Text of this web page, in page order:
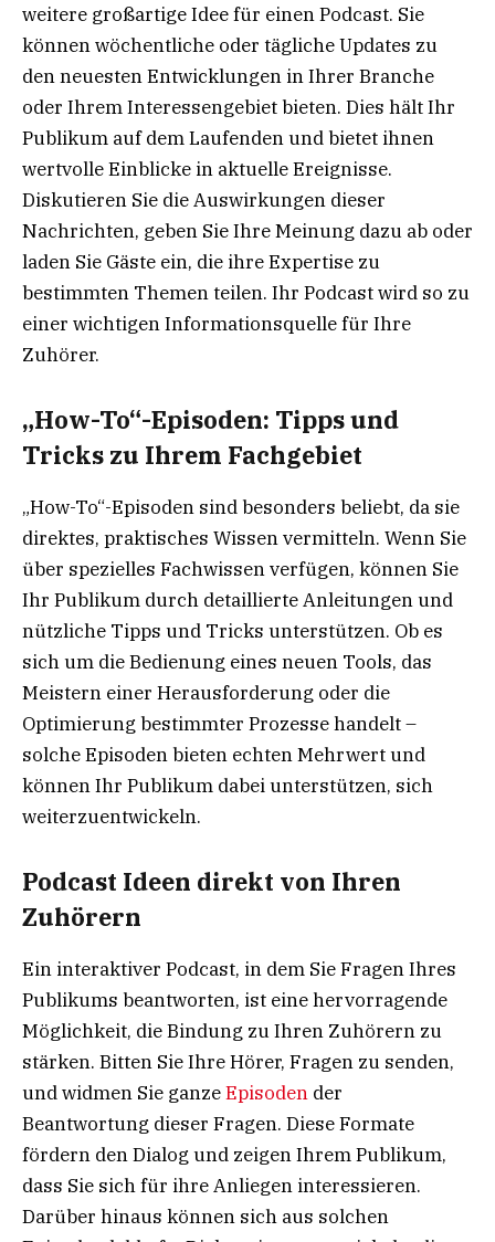
weitere großartige Idee für einen Podcast. Sie
können wöchentliche oder tägliche Updates zu
den neuesten Entwicklungen in Ihrer Branche
oder Ihrem Interessengebiet bieten. Dies hält Ihr
Publikum auf dem Laufenden und bietet ihnen
wertvolle Einblicke in aktuelle Ereignisse.
Diskutieren Sie die Auswirkungen dieser
Nachrichten, geben Sie Ihre Meinung dazu ab oder
laden Sie Gäste ein, die ihre Expertise zu
bestimmten Themen teilen. Ihr Podcast wird so zu
einer wichtigen Informationsquelle für Ihre
Zuhörer.
„How-To“-Episoden: Tipps und
Tricks zu Ihrem Fachgebiet
„How-To“-Episoden sind besonders beliebt, da sie
direktes, praktisches Wissen vermitteln. Wenn Sie
über spezielles Fachwissen verfügen, können Sie
Ihr Publikum durch detaillierte Anleitungen und
nützliche Tipps und Tricks unterstützen. Ob es
sich um die Bedienung eines neuen Tools, das
Meistern einer Herausforderung oder die
Optimierung bestimmter Prozesse handelt –
solche Episoden bieten echten Mehrwert und
können Ihr Publikum dabei unterstützen, sich
weiterzuentwickeln.
Podcast Ideen direkt von Ihren
Zuhörern
Ein interaktiver Podcast, in dem Sie Fragen Ihres
Publikums beantworten, ist eine hervorragende
Möglichkeit, die Bindung zu Ihren Zuhörern zu
stärken. Bitten Sie Ihre Hörer, Fragen zu senden,
und widmen Sie ganzeEpisoden der
Beantwortung dieser Fragen. Diese Formate
fördern den Dialog und zeigen Ihrem Publikum,
dass Sie sich für ihre Anliegen interessieren.
Darüber hinaus können sich aus solchen